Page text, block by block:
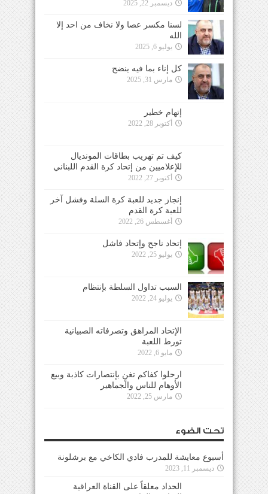
ديسمبر 22, 2025
لسنا مكسر عصا ولا نخاف من احد إلا
الله
يوليو 6, 2025
كل إناء بما فيه ينضح
مارس 31, 2025
إتهام خطير
أكتوبر 28, 2022
كيف تم تهريب بطاقات المونديال
للإعلاميين من إتحاد كرة القدم اللبناني
أكتوبر 27, 2022
إنجاز جديد للعبة كرة السلة وفشل آخر
للعبة كرة القدم
أغسطس 26, 2022
إتحاد ناجح وإتحاد فاشل
يوليو 25, 2022
السبب تداول السلطة بإنتظام
يوليو 24, 2022
الإتحاد المراهق وتصرفاته الصبيانية
تورط اللعبة
مايو 6, 2022
ارحلوا كفاكم تغنٍ بإنتصارات كاذبة وبيع
الأوهام للناس والجماهير
مارس 25, 2022
تحت الضوء
أسبوع معايشة للمدرب فادي الكاخي مع برشلونة
ديسمبر 11, 2023
الحداد معلقاً على القناة العراقية